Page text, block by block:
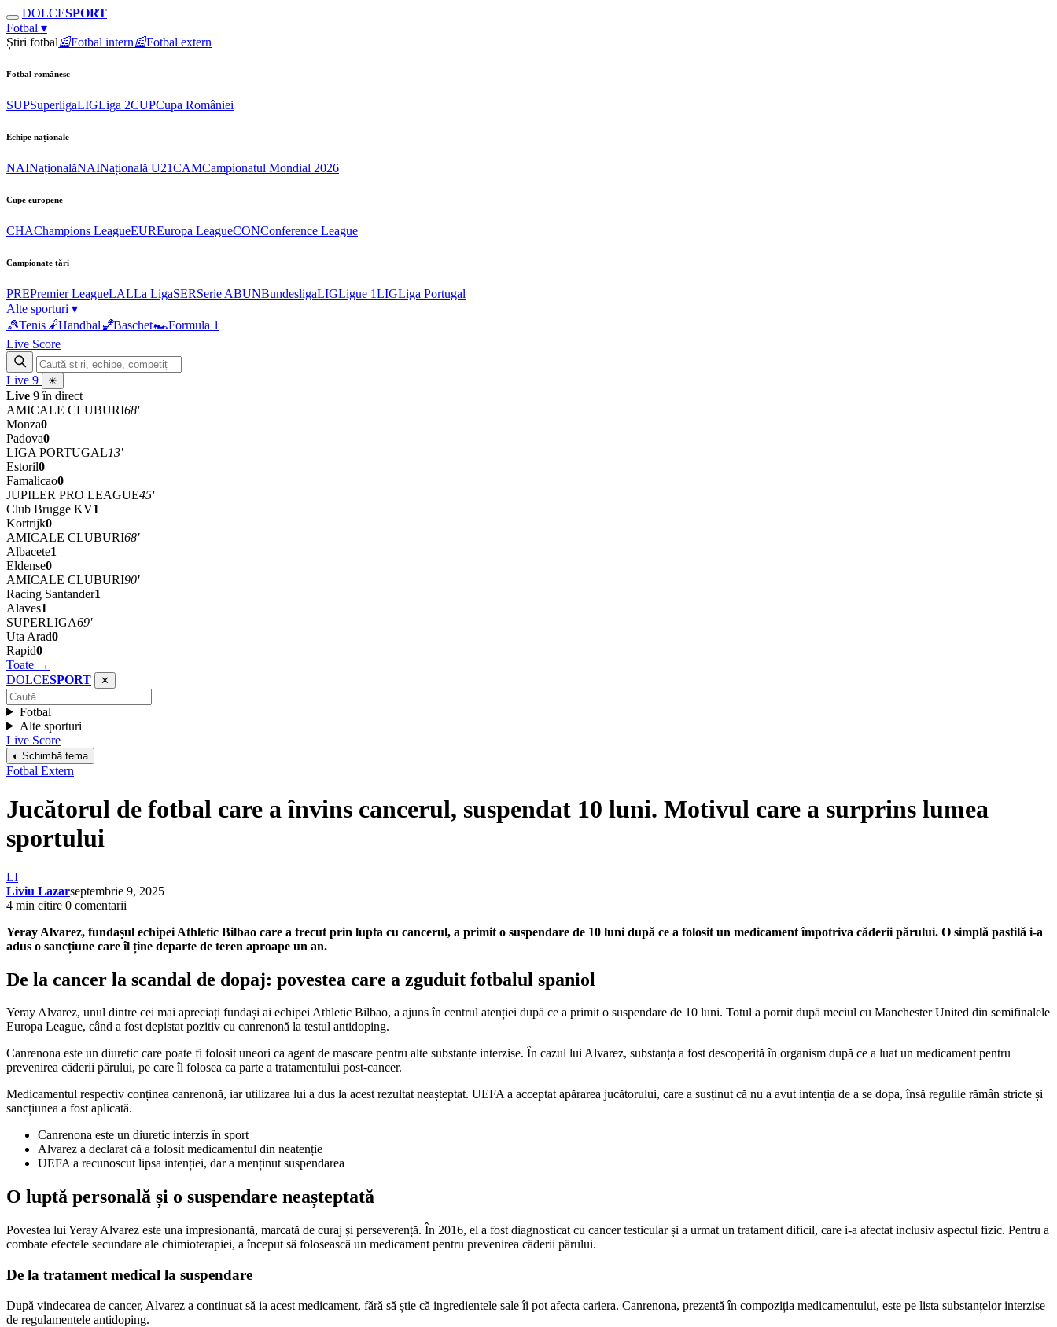
DOLCESPORT
Fotbal ▾
Știri fotbal📰Fotbal intern📰Fotbal extern
Fotbal românesc
SUPSuperligaLIGLiga 2CUPCupa României
Echipe naționale
NAINaționalăNAINațională U21CAMCampionatul Mondial 2026
Cupe europene
CHAChampions LeagueEUREuropa LeagueCONConference League
Campionate țări
PREPremier LeagueLALLa LigaSERSerie ABUNBundesligaLIGLigue 1LIGLiga Portugal
Alte sporturi ▾
🎾Tenis 🤾Handbal🏀Baschet🏎Formula 1
Live Score
Live 9 ☀
Live 9 în direct
AMICALE CLUBURI68'
Monza0
Padova0
LIGA PORTUGAL13'
Estoril0
Famalicao0
JUPILER PRO LEAGUE45'
Club Brugge KV1
Kortrijk0
AMICALE CLUBURI68'
Albacete1
Eldense0
AMICALE CLUBURI90'
Racing Santander1
Alaves1
SUPERLIGA69'
Uta Arad0
Rapid0
Toate →
DOLCESPORT ✕
Fotbal
Alte sporturi
Live Score
◐ Schimbă tema
Fotbal Extern
Jucătorul de fotbal care a învins cancerul, suspendat 10 luni. Motivul care a surprins lumea
sportului
LI
Liviu Lazarseptembrie 9, 2025
4 min citire 0 comentarii
Yeray Alvarez, fundașul echipei Athletic Bilbao care a trecut prin lupta cu cancerul, a primit o suspendare de 10 luni după ce a folosit un medicament împotriva căderii părului. O simplă pastilă i-a
adus o sancțiune care îl ține departe de teren aproape un an.
De la cancer la scandal de dopaj: povestea care a zguduit fotbalul spaniol
Yeray Alvarez, unul dintre cei mai apreciați fundași ai echipei Athletic Bilbao, a ajuns în centrul atenției după ce a primit o suspendare de 10 luni. Totul a pornit după meciul cu Manchester United din semifinalele
Europa League, când a fost depistat pozitiv cu canrenonă la testul antidoping.
Canrenona este un diuretic care poate fi folosit uneori ca agent de mascare pentru alte substanțe interzise. În cazul lui Alvarez, substanța a fost descoperită în organism după ce a luat un medicament pentru
prevenirea căderii părului, pe care îl folosea ca parte a tratamentului post-cancer.
Medicamentul respectiv conținea canrenonă, iar utilizarea lui a dus la acest rezultat neașteptat. UEFA a acceptat apărarea jucătorului, care a susținut că nu a avut intenția de a se dopa, însă regulile rămân stricte și
sancțiunea a fost aplicată.
Canrenona este un diuretic interzis în sport
Alvarez a declarat că a folosit medicamentul din neatenție
UEFA a recunoscut lipsa intenției, dar a menținut suspendarea
O luptă personală și o suspendare neașteptată
Povestea lui Yeray Alvarez este una impresionantă, marcată de curaj și perseverență. În 2016, el a fost diagnosticat cu cancer testicular și a urmat un tratament dificil, care i-a afectat inclusiv aspectul fizic. Pentru a
combate efectele secundare ale chimioterapiei, a început să folosească un medicament pentru prevenirea căderii părului.
De la tratament medical la suspendare
După vindecarea de cancer, Alvarez a continuat să ia acest medicament, fără să știe că ingredientele sale îi pot afecta cariera. Canrenona, prezentă în compoziția medicamentului, este pe lista substanțelor interzise
de regulamentele antidoping.